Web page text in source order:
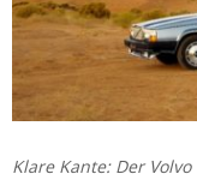
Klare Kante: Der